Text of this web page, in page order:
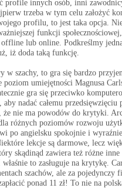
profile innych osób, inni
trzeba w tym celu założyć
profilu, to jest taka opcja.
funkcji
lub online. Podkreślmy
iż doda taką funkcję.
w szachy, to gra się bardzo
poziom umiejętności Magnusa
gra się przeciwko
nadać całemu
że nie ma powodów do krytyki.
różnych poziomów rozwoju
po angielsku spokojnie i
lekcje są darmowe, lecz
skądinąd zawiera też różne inne
właśnie to zasługuje na krytykę.
szachów, ale za
ponad 11 zł! To nie na